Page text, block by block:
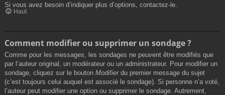
Si vous avez besoin d’indiquer plus d’options, contactez-le.
Haut
Comment modifier ou supprimer un sondage ?
Comme pour les messages, les sondages ne peuvent être modifiés que
par l’auteur original, un modérateur ou un administrateur. Pour modifier un
sondage, cliquez sur le bouton Modifierdu premier message du sujet
(c’est toujours celui auquel est associé le sondage). Si personne n’a voté,
l’auteur peut modifier une option ou supprimer le sondage. Autrement,